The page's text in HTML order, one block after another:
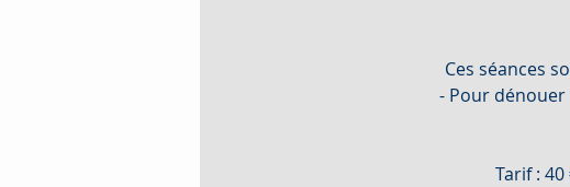
Ces séances
- Pour
Tarif :